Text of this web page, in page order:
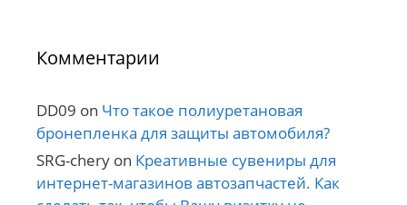
Комментарии
DD09 on Что такое полиуретановая
бронепленка для защиты автомобиля?
SRG-chery on Креативные сувениры для
интернет-магазинов автозапчастей. Как